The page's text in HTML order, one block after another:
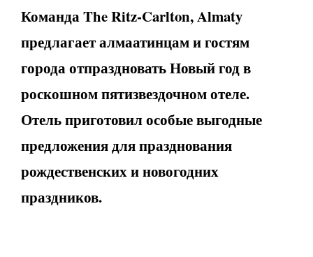
Команда The Ritz-Carlton, Almaty
предлагает алмаатинцам и гостям
города отпраздновать Новый год в
роскошном пятизвездочном отеле.
Отель приготовил особые выгодные
предложения для празднования
рождественских и новогодних
праздников.